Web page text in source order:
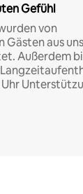
Gefühl
von
aus
Außerdem